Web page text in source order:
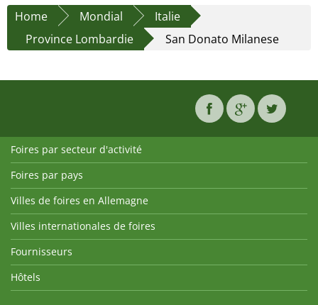
Home
Mondial
Italie
Province Lombardie
San Donato Milanese
Foires par secteur d'activité
Foires par pays
Villes de foires en Allemagne
Villes internationales de foires
Fournisseurs
Hôtels